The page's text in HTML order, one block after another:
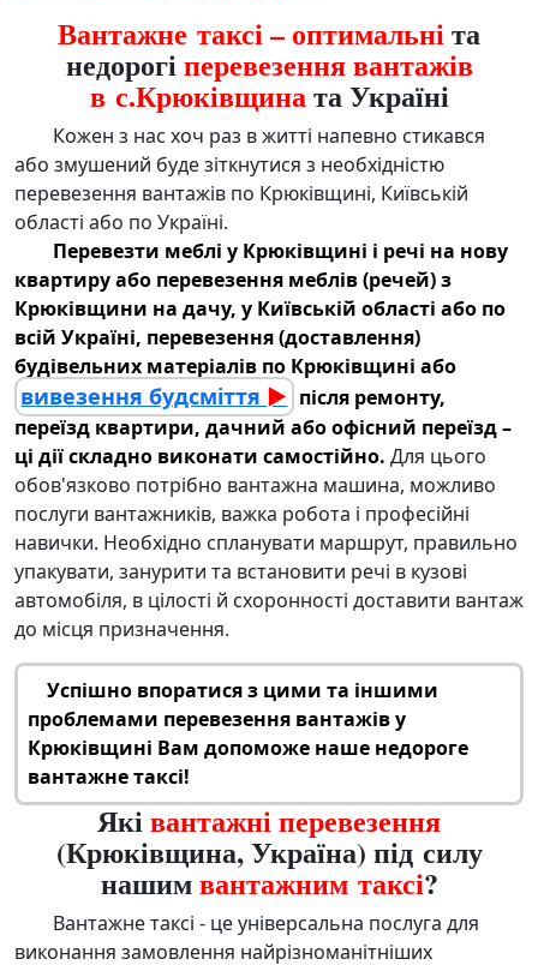
Вантажне таксі – оптимальніта
недорогіперевезення вантажів
в с.Крюківщината Україні
Кожен з нас хоч раз в житті напевно стикався
або змушений буде зіткнутися з необхідністю
перевезення вантажів по Крюківщині, Київській
області або по Україні.
Перевезти меблі у Крюківщині і речі на нову
квартиру або перевезення меблів (речей) з
Крюківщини на дачу, у Київській області або по
всій Україні, перевезення(доставлення)
будівельних матеріалів по Крюківщині або
вивезення будсміття ► після ремонту,
переїзд квартири, дачний абоофісний переїзд–
ці дії складно виконати самостійно. Для цього
обов'язково потрібно вантажна машина, можливо
послуги вантажників, важка робота і професійні
навички. Необхідно спланувати маршрут, правильно
упакувати, занурити та встановити речі в кузові
автомобіля, в цілості й схоронності доставити вантаж
до місця призначення.
Успішно впоратися з цими та іншими
проблемами перевезення вантажів у
Крюківщині Вам допоможе наше недороге
вантажне таксі!
Яківантажні перевезення
(Крюківщина, Україна) під силу
нашимвантажним таксі?
Вантажне таксі - це універсальна послуга для
виконання замовлення найрізноманітніших